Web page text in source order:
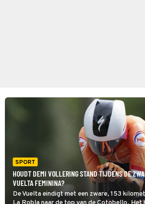
SPORT
HOUDT DEMI VOLLERING STAND TIJDENS DE
VUELTA FEMININA?
De Vuelta eindigt met een zware, 153